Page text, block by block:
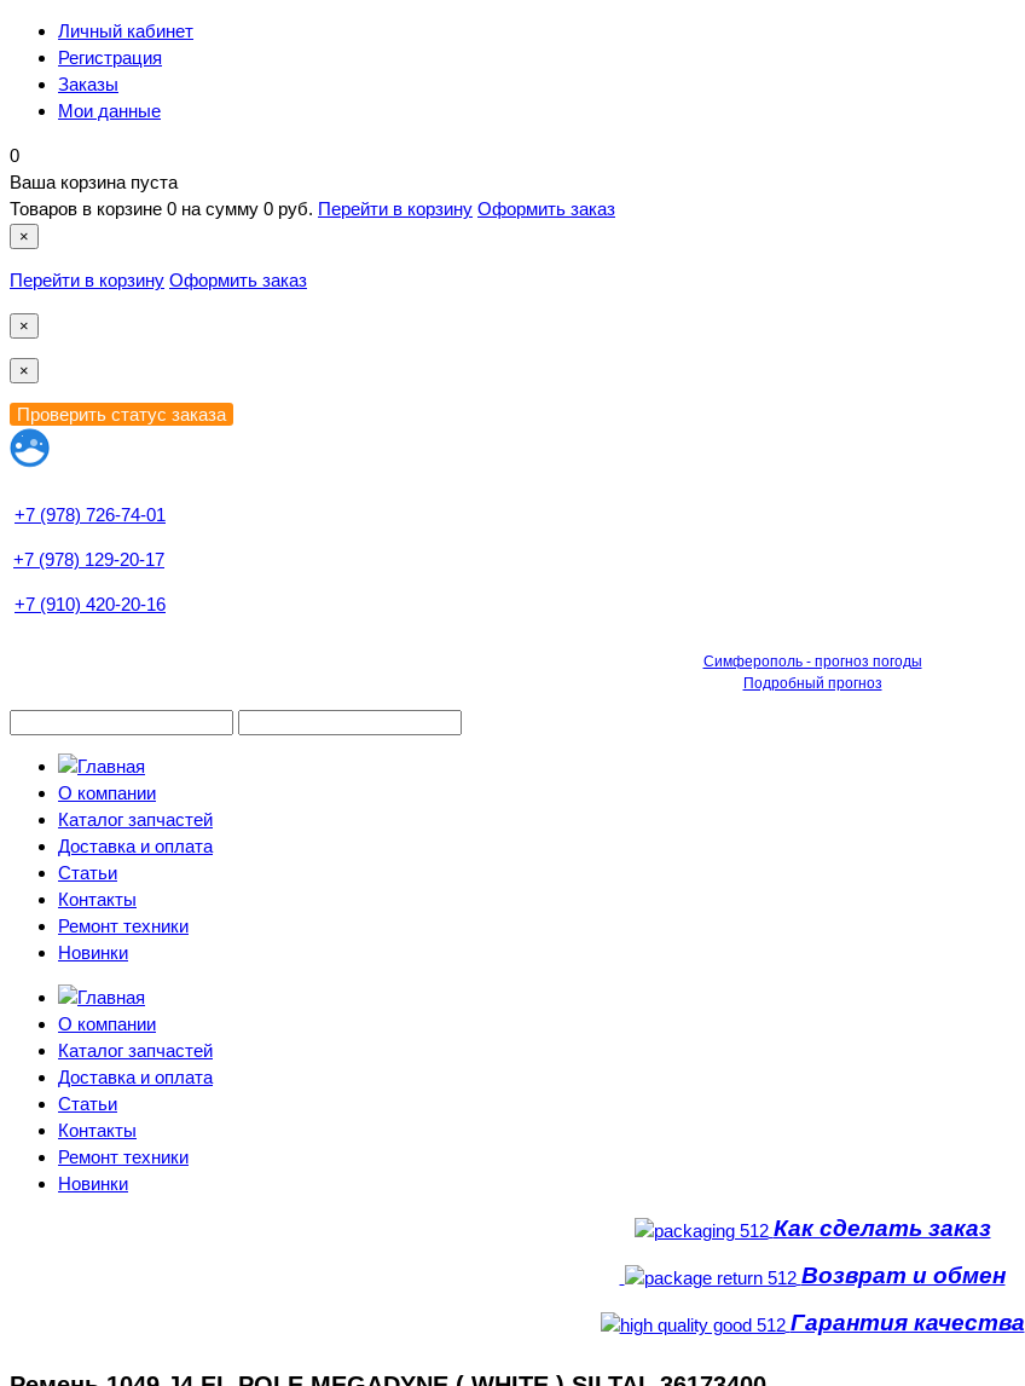
Личный кабинет
Регистрация
Заказы
Мои данные
0
Ваша корзина пуста
Товаров в корзине 0 на сумму 0 руб. Перейти в корзину Оформить заказ
×
Перейти в корзину Оформить заказ
×
×
+7 (978) 726-74-01
+7 (978) 129-20-17
+7 (910) 420-20-16
Симферополь - прогноз погоды
Подробный прогноз
О компании
Каталог запчастей
Доставка и оплата
Статьи
Контакты
Ремонт техники
Новинки
О компании
Каталог запчастей
Доставка и оплата
Статьи
Контакты
Ремонт техники
Новинки
Как сделать заказ
Возврат и обмен
Гарантия качества